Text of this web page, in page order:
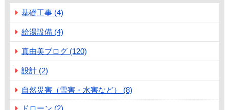
基礎工事 (4)
給湯設備 (4)
真由美ブログ (120)
設計 (2)
自然災害（雪害・水害など） (8)
ドローン (2)